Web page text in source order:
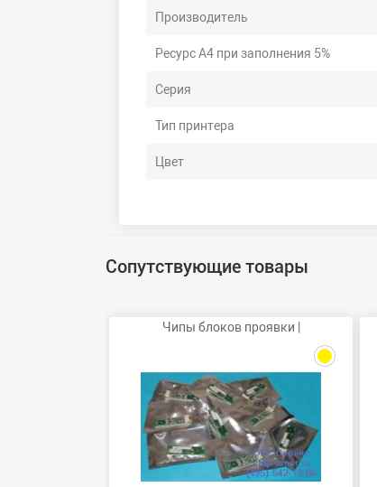
Производитель
Ресурс А4 при заполнения 5%
Серия
Тип принтера
Цвет
Сопутствующие товары
Чипы блоков проявки |